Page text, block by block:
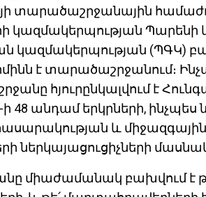
տարածաշրջանային
կազմակերպության Պարենի
կազմակերպության (ՊԳԿ)
է տարածաշրջանում։
հյուրընկալվում է
48 անդամ երկրների, ինչպես
և միջազգային
ներկայացուցիչների
միաժամանակ բախվում է